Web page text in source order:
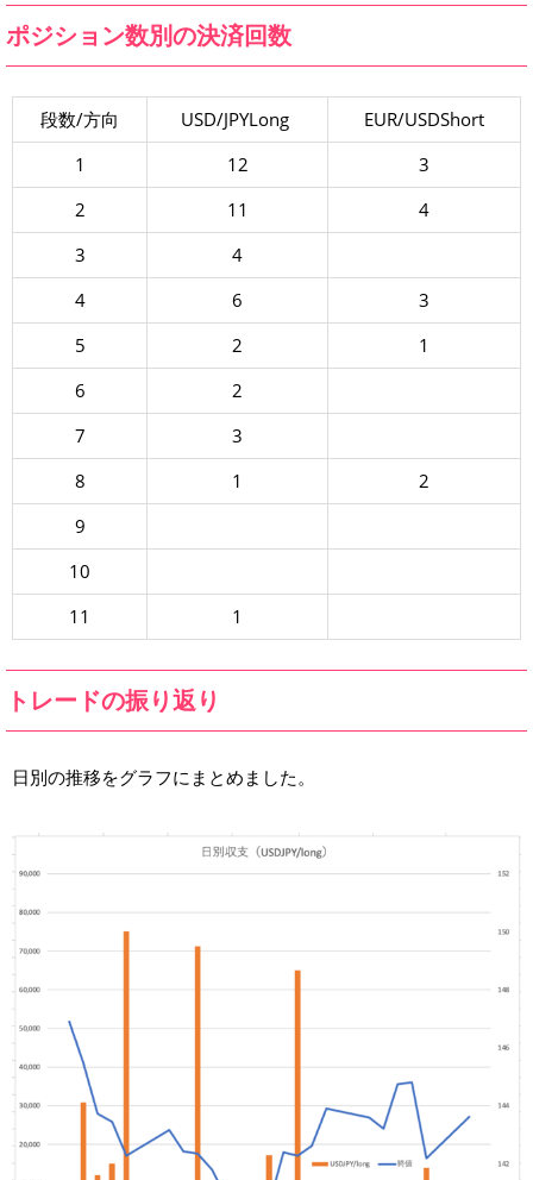
ポジション数別の決済回数
段数/方向 USD/JPYLong
EUR/USDShort
1
12
3
2
11
4
3
4
4
6
3
5
2
1
6
2
7
3
8
1
2
9
10
11
1
トレードの振り返り
日別の推移をグラフにまとめました。